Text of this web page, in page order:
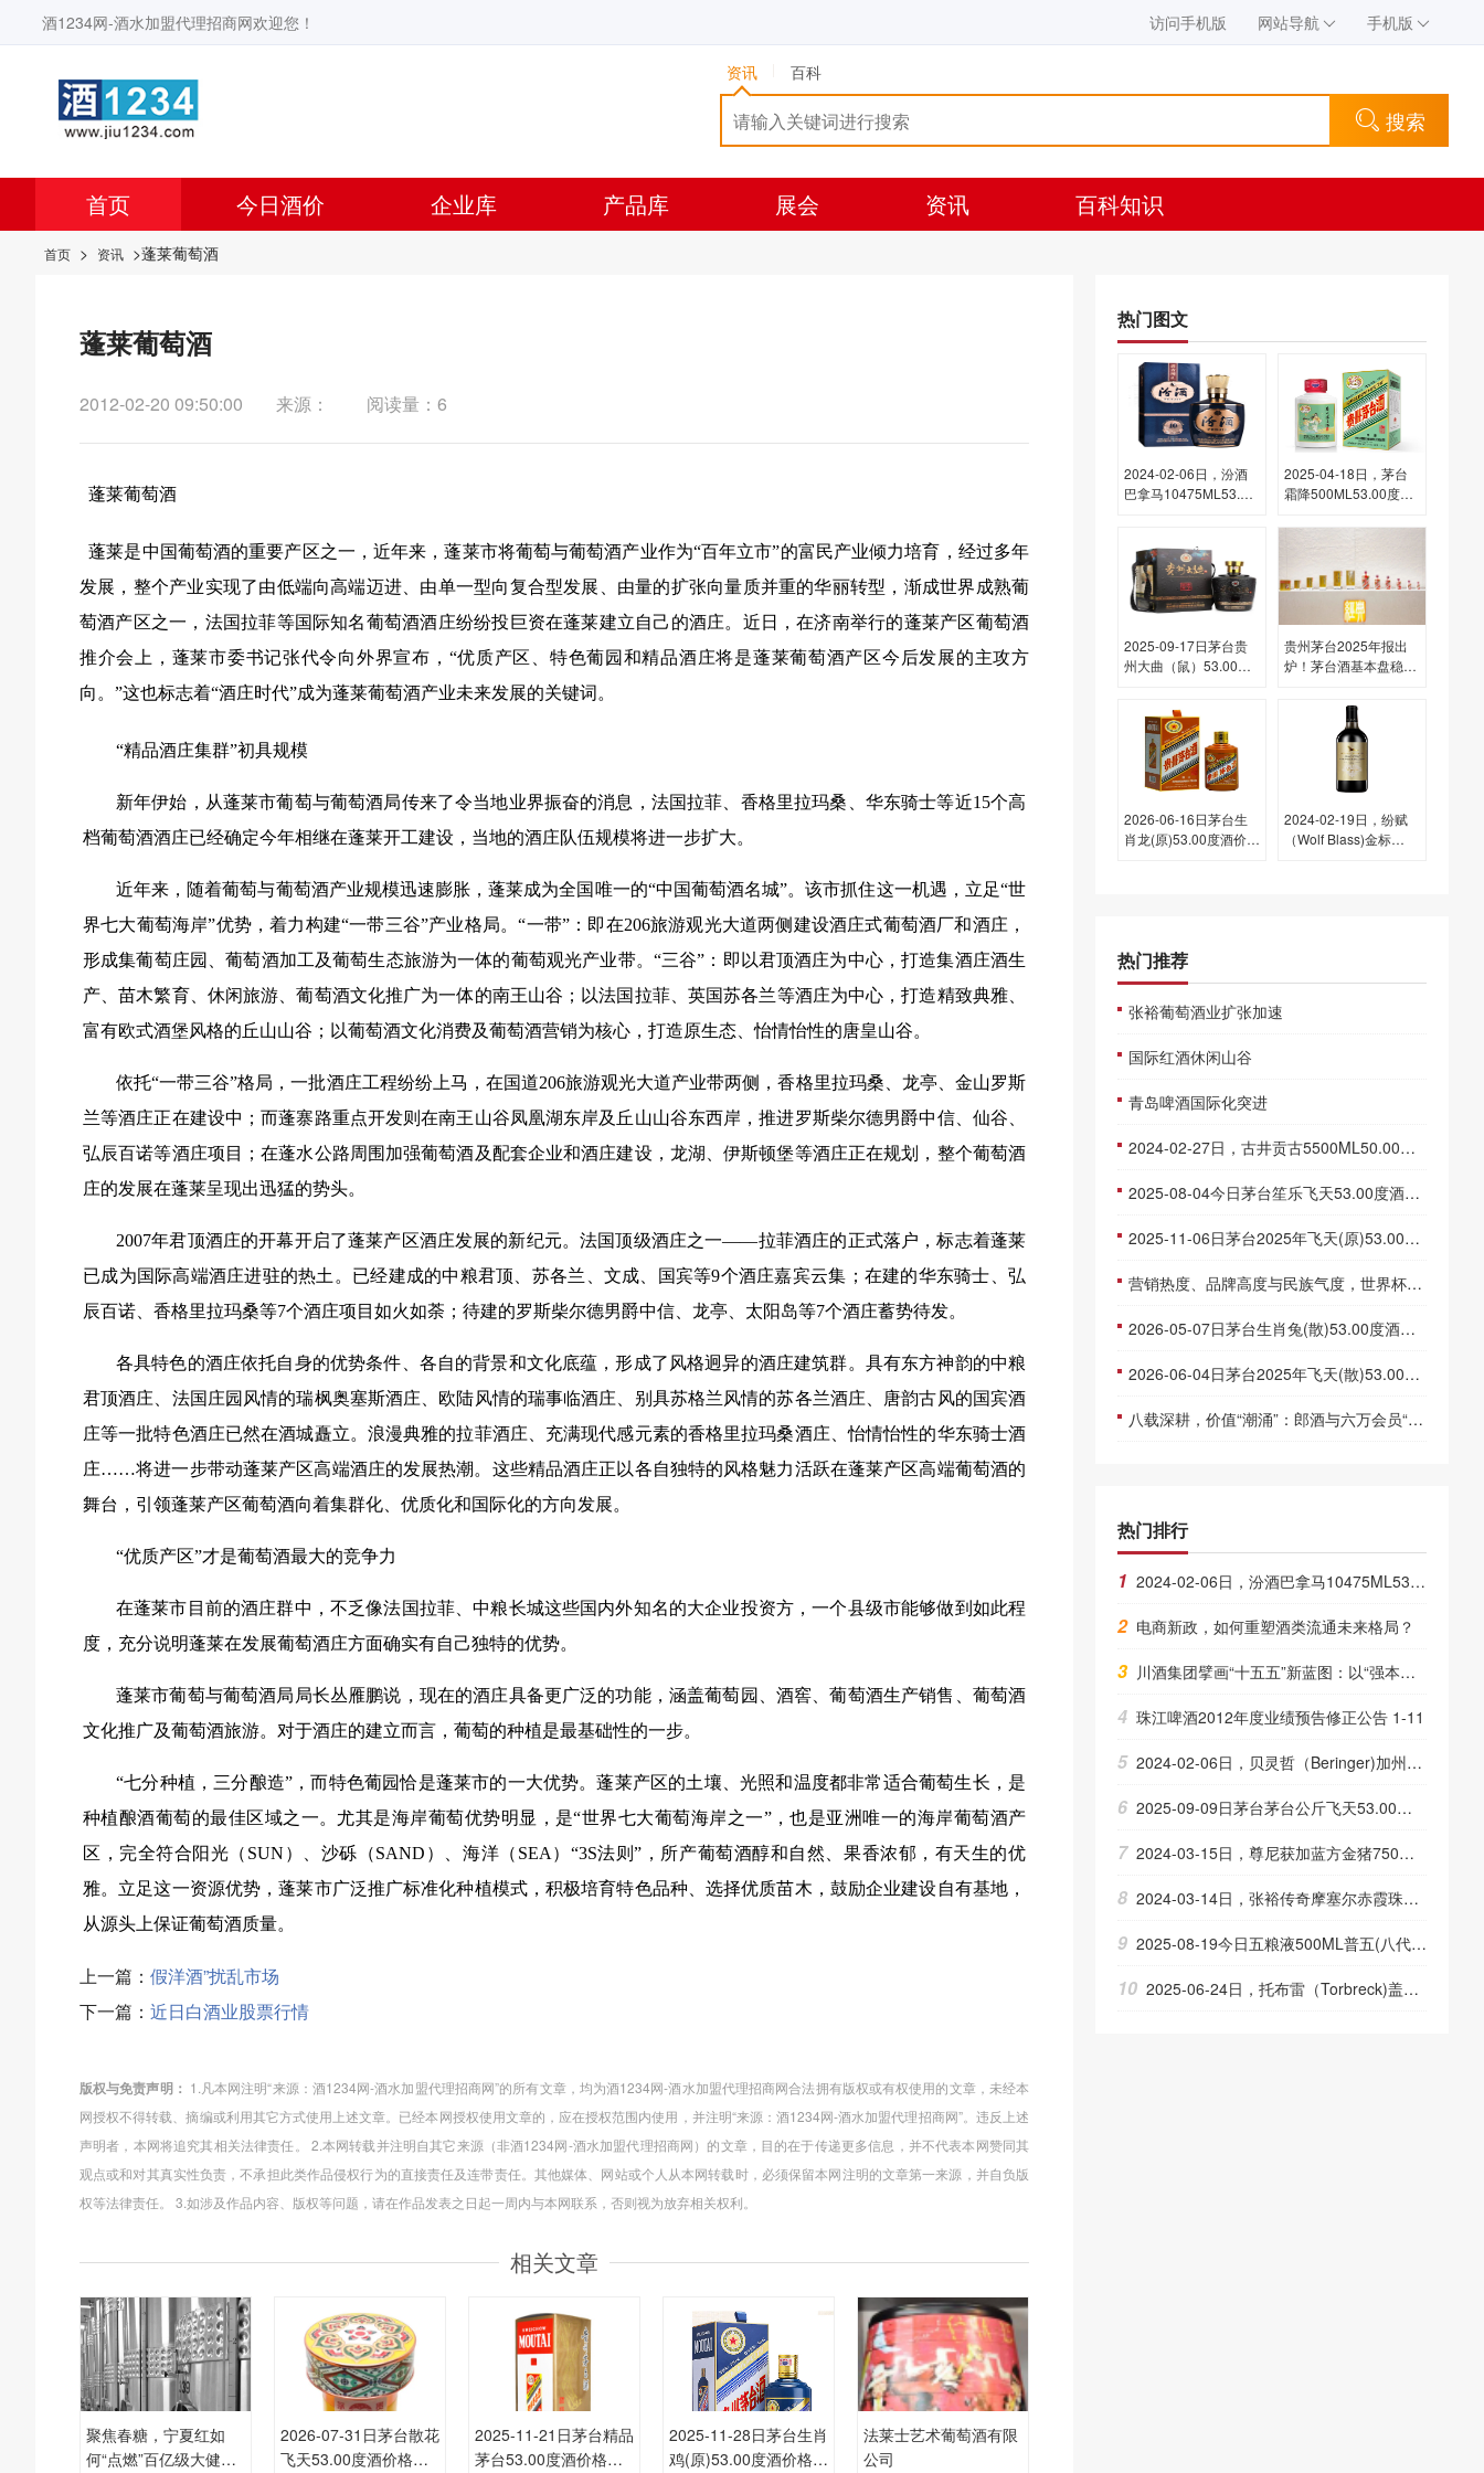
酒1234网-酒水加盟代理招商网欢迎您！ 访问手机版 网站导航 手机版
资讯 百科
搜索
首页 今日酒价 企业库 产品库 展会 资讯 百科知识
首页 > 资讯 >蓬莱葡萄酒
蓬莱葡萄酒
2012-02-20 09:50:00 来源： 阅读量：6
蓬莱葡萄酒
蓬莱是中国葡萄酒的重要产区之一，近年来，蓬莱市将葡萄与葡萄酒产业作为“百年立市”的富民产业倾力培育，经过多年
发展，整个产业实现了由低端向高端迈进、由单一型向复合型发展、由量的扩张向量质并重的华丽转型，渐成世界成熟葡
萄酒产区之一，法国拉菲等国际知名葡萄酒酒庄纷纷投巨资在蓬莱建立自己的酒庄。近日，在济南举行的蓬莱产区葡萄酒
推介会上，蓬莱市委书记张代令向外界宣布，“优质产区、特色葡园和精品酒庄将是蓬莱葡萄酒产区今后发展的主攻方
向。”这也标志着“酒庄时代”成为蓬莱葡萄酒产业未来发展的关键词。
“精品酒庄集群”初具规模
新年伊始，从蓬莱市葡萄与葡萄酒局传来了令当地业界振奋的消息，法国拉菲、香格里拉玛桑、华东骑士等近15个高
档葡萄酒酒庄已经确定今年相继在蓬莱开工建设，当地的酒庄队伍规模将进一步扩大。
近年来，随着葡萄与葡萄酒产业规模迅速膨胀，蓬莱成为全国唯一的“中国葡萄酒名城”。该市抓住这一机遇，立足“世
界七大葡萄海岸”优势，着力构建“一带三谷”产业格局。“一带”：即在206旅游观光大道两侧建设酒庄式葡萄酒厂和酒庄，
形成集葡萄庄园、葡萄酒加工及葡萄生态旅游为一体的葡萄观光产业带。“三谷”：即以君顶酒庄为中心，打造集酒庄酒生
产、苗木繁育、休闲旅游、葡萄酒文化推广为一体的南王山谷；以法国拉菲、英国苏各兰等酒庄为中心，打造精致典雅、
富有欧式酒堡风格的丘山山谷；以葡萄酒文化消费及葡萄酒营销为核心，打造原生态、怡情怡性的唐皇山谷。
依托“一带三谷”格局，一批酒庄工程纷纷上马，在国道206旅游观光大道产业带两侧，香格里拉玛桑、龙亭、金山罗斯
兰等酒庄正在建设中；而蓬寨路重点开发则在南王山谷凤凰湖东岸及丘山山谷东西岸，推进罗斯柴尔德男爵中信、仙谷、
弘辰百诺等酒庄项目；在蓬水公路周围加强葡萄酒及配套企业和酒庄建设，龙湖、伊斯顿堡等酒庄正在规划，整个葡萄酒
庄的发展在蓬莱呈现出迅猛的势头。
2007年君顶酒庄的开幕开启了蓬莱产区酒庄发展的新纪元。法国顶级酒庄之一——拉菲酒庄的正式落户，标志着蓬莱
已成为国际高端酒庄进驻的热土。已经建成的中粮君顶、苏各兰、文成、国宾等9个酒庄嘉宾云集；在建的华东骑士、弘
辰百诺、香格里拉玛桑等7个酒庄项目如火如荼；待建的罗斯柴尔德男爵中信、龙亭、太阳岛等7个酒庄蓄势待发。
各具特色的酒庄依托自身的优势条件、各自的背景和文化底蕴，形成了风格迥异的酒庄建筑群。具有东方神韵的中粮
君顶酒庄、法国庄园风情的瑞枫奥塞斯酒庄、欧陆风情的瑞事临酒庄、别具苏格兰风情的苏各兰酒庄、唐韵古风的国宾酒
庄等一批特色酒庄已然在酒城矗立。浪漫典雅的拉菲酒庄、充满现代感元素的香格里拉玛桑酒庄、怡情怡性的华东骑士酒
庄……将进一步带动蓬莱产区高端酒庄的发展热潮。这些精品酒庄正以各自独特的风格魅力活跃在蓬莱产区高端葡萄酒的
舞台，引领蓬莱产区葡萄酒向着集群化、优质化和国际化的方向发展。
“优质产区”才是葡萄酒最大的竞争力
在蓬莱市目前的酒庄群中，不乏像法国拉菲、中粮长城这些国内外知名的大企业投资方，一个县级市能够做到如此程
度，充分说明蓬莱在发展葡萄酒庄方面确实有自己独特的优势。
蓬莱市葡萄与葡萄酒局局长丛雁鹏说，现在的酒庄具备更广泛的功能，涵盖葡萄园、酒窖、葡萄酒生产销售、葡萄酒
文化推广及葡萄酒旅游。对于酒庄的建立而言，葡萄的种植是最基础性的一步。
“七分种植，三分酿造”，而特色葡园恰是蓬莱市的一大优势。蓬莱产区的土壤、光照和温度都非常适合葡萄生长，是
种植酿酒葡萄的最佳区域之一。尤其是海岸葡萄优势明显，是“世界七大葡萄海岸之一”，也是亚洲唯一的海岸葡萄酒产
区，完全符合阳光（SUN）、沙砾（SAND）、海洋（SEA）“3S法则”，所产葡萄酒醇和自然、果香浓郁，有天生的优
雅。立足这一资源优势，蓬莱市广泛推广标准化种植模式，积极培育特色品种、选择优质苗木，鼓励企业建设自有基地，
从源头上保证葡萄酒质量。
上一篇： 假洋酒”扰乱市场
下一篇： 近日白酒业股票行情
版权与免责声明： 1.凡本网注明“来源：酒1234网-酒水加盟代理招商网”的所有文章，均为酒1234网-酒水加盟代理招商网合法拥有版权或有权使用的文章，未经本
网授权不得转载、摘编或利用其它方式使用上述文章。已经本网授权使用文章的，应在授权范围内使用，并注明“来源：酒1234网-酒水加盟代理招商网”。违反上述
声明者，本网将追究其相关法律责任。 2.本网转载并注明自其它来源（非酒1234网-酒水加盟代理招商网）的文章，目的在于传递更多信息，并不代表本网赞同其
观点或和对其真实性负责，不承担此类作品侵权行为的直接责任及连带责任。其他媒体、网站或个人从本网转载时，必须保留本网注明的文章第一来源，并自负版
权等法律责任。 3.如涉及作品内容、版权等问题，请在作品发表之日起一周内与本网联系，否则视为放弃相关权利。
相关文章
聚焦春糖，宁夏红如
何“点燃”百亿级大健康
2026-07-31日茅台散花
飞天53.00度酒价格为
2025-11-21日茅台精品
茅台53.00度酒价格为
2025-11-28日茅台生肖
鸡(原)53.00度酒价格为
法莱士艺术葡萄酒有限
公司
热门图文
2024-02-06日，汾酒
巴拿马10475ML53.00
2025-04-18日，茅台
霜降500ML53.00度酒
2025-09-17日茅台贵
州大曲（鼠）53.00度
下跌 100元
贵州茅台2025年报出
炉！茅台酒基本盘稳
2026-06-16日茅台生
肖龙(原)53.00度酒价格
2024-02-19日，纷赋
（Wolf Blass)金标
热门推荐
张裕葡萄酒业扩张加速
国际红酒休闲山谷
青岛啤酒国际化突进
2024-02-27日，古井贡古5500ML50.00度酒每瓶的价格是多少呢？
2025-08-04今日茅台笙乐飞天53.00度酒价格为2,120一瓶，下跌 10元
2025-11-06日茅台2025年飞天(原)53.00度酒价格为1,690一瓶，上涨 10元
营销热度、品牌高度与民族气度，世界杯中的五粮液
2026-05-07日茅台生肖兔(散)53.00度酒价格为2,000一瓶，上涨 50元
2026-06-04日茅台2025年飞天(散)53.00度酒价格为1,650一瓶，下跌 10元
八载深耕，价值“潮涌”：郎酒与六万会员“双向奔赴”！
热门排行
1 2024-02-06日，汾酒巴拿马10475ML53.00度酒每瓶的价格是多少呢？
2 电商新政，如何重塑酒类流通未来格局？
3 川酒集团擘画“十五五”新蓝图：以“强本增效 五环驱动”战略 引领白酒产业高质量发展
4 珠江啤酒2012年度业绩预告修正公告 1-11
5 2024-02-06日，贝灵哲（Beringer)加州赤霞珠750ML13.50度酒每瓶的价格是多少呢？
6 2025-09-09日茅台茅台公斤飞天53.00度酒价格为3,305一瓶，下跌 15元
7 2024-03-15日，尊尼获加蓝方金猪750ML46.00度酒每瓶的价格是多少呢？
8 2024-03-14日，张裕传奇摩塞尔赤霞珠干红750ML14.50度酒每瓶的价格是多少呢？
9 2025-08-19今日五粮液500ML普五(八代)52.00度酒价格为820一瓶，下跌 85元
10 2025-06-24日，托布雷（Torbreck)盖斯克750ML15.00度酒每瓶的价格是多少呢？